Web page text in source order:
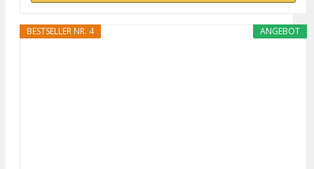
ANGEBOT
BESTSELLER NR. 4